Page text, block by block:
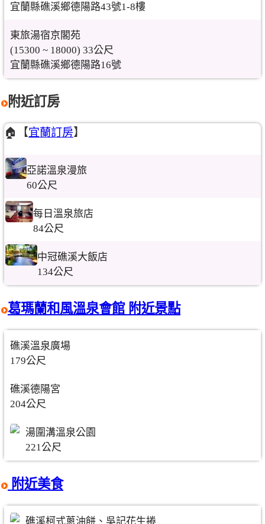
宜蘭縣礁溪鄉德陽路43號1-8樓
東旅湯宿京閣苑
(15300 ~ 18000) 33公尺
宜蘭縣礁溪鄉德陽路16號
附近訂房
🏠【宜蘭訂房】
亞諾溫泉漫旅
60公尺
每日溫泉旅店
84公尺
中冠礁溪大飯店
134公尺
葛瑪蘭和風溫泉會館 附近景點
礁溪溫泉廣場
179公尺
礁溪德陽宮
204公尺
湯圍溝溫泉公園
221公尺
附近美食
礁溪柯式蔥油餅、吳記花生捲